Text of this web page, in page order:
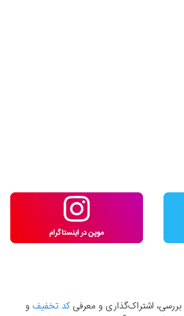
بررسی، اشتراک‌گذاری و معرفیکد تخفیف و